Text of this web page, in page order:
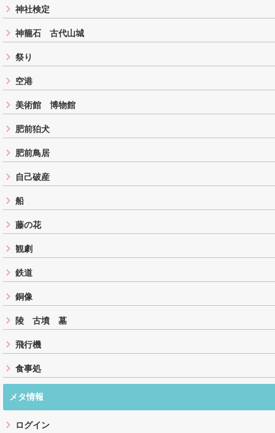
神社検定
神籠石 古代山城
祭り
空港
美術館 博物館
肥前狛犬
肥前鳥居
自己破産
船
藤の花
観劇
鉄道
銅像
陵 古墳 墓
飛行機
食事処
メタ情報
ログイン